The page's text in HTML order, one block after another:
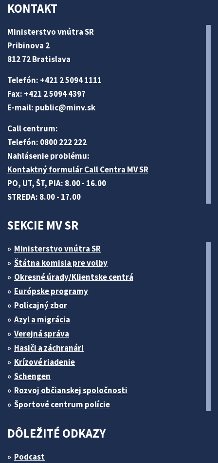
KONTAKT
Ministerstvo vnútra SR
Pribinova 2
812 72 Bratislava
Telefón: +421 2 5094 1111
Fax: +421 2 5094 4397
E-mail: public@minv.sk
Call centrum:
Telefón: 0800 222 222
Nahlásenie problému:
Kontaktný formulár Call Centra MV SR
PO, UT, ŠT, PIA: 8.00 - 16.00
STREDA: 8.00 - 17.00
SEKCIE MV SR
Ministerstvo vnútra SR
Štátna komisia pre volby
Okresné úrady/Klientske centrá
Európske programy
Policajný zbor
Azyl a migrácia
Verejná správa
Hasiči a záchranári
Krízové riadenie
Schengen
Rozvoj občianskej spoločnosti
Športové centrum polície
DÔLEŽITÉ ODKAZY
Podcast